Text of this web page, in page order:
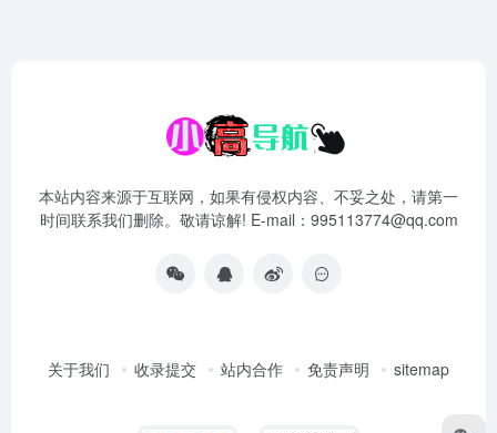
本站内容来源于互联网，如果有侵权内容、不妥之处，请第一
时间联系我们删除。敬请谅解! E-mail：995113774@qq.com
关于我们 收录提交 站内合作 免责声明 sitemap